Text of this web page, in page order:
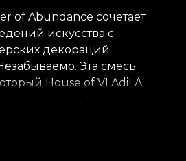
of Abundance сочетает
искусства с
декораций.
Эта смесь
House of VLAdiLA
клиентам. Мы
как естественное
вручную преданными